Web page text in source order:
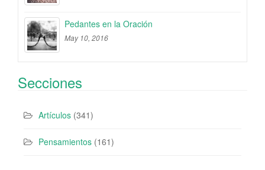
Pedantes en la Oración
May 10, 2016
Secciones
Artículos (341)
Pensamientos (161)